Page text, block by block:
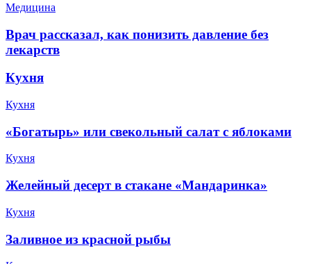
Медицина
Врач рассказал, как понизить давление без
лекарств
Кухня
Кухня
«Богатырь» или свекольный салат с яблоками
Кухня
Желейный десерт в стакане «‎Мандаринка»
Кухня
Заливное из красной рыбы